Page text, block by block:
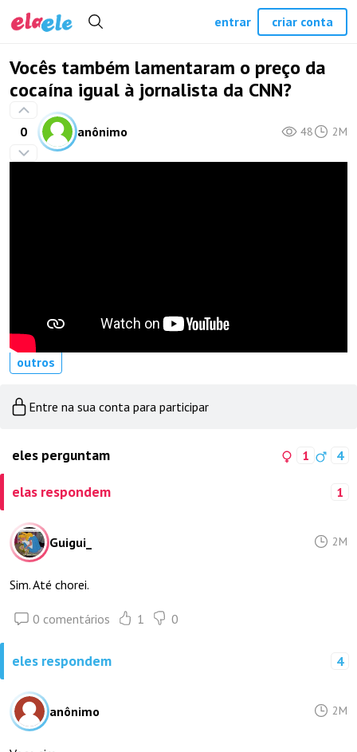
Vocês também lamentaram o preço da
cocaína igual à jornalista da CNN?
0 anônimo 48 2M
outros
Entre na sua conta para participar
eles perguntam 1 4
elas respondem 1
Guigui_ 2M
Sim. Até chorei.
0 comentários 1 0
eles respondem 4
anônimo 2M
entrar criar conta